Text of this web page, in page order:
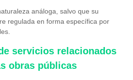
análoga, salvo que su
regulada en forma específica por
servicios relacionados
obras públicas